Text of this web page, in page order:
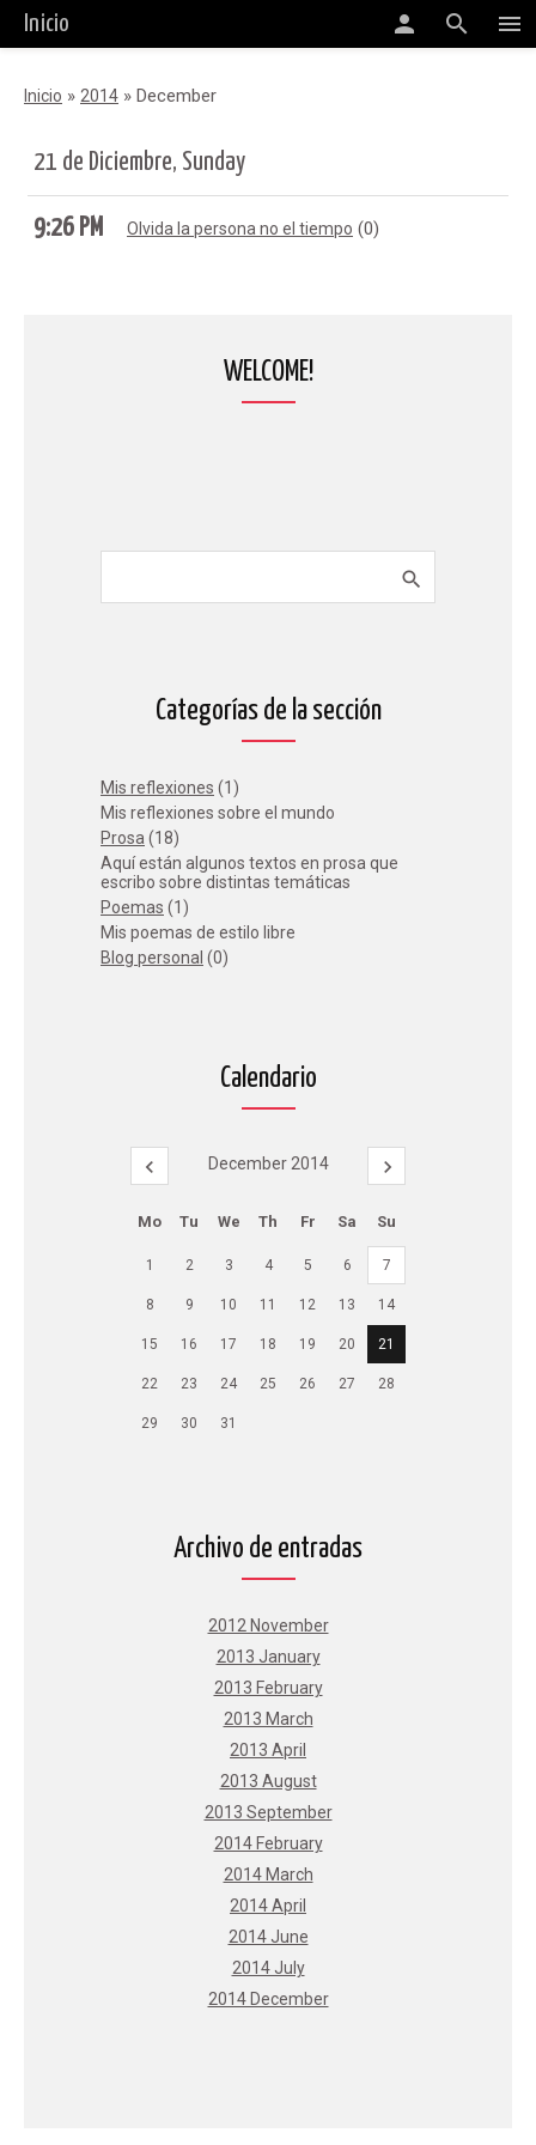
menu
search
person
Inicio
Inicio » 2014 » December
21 de Diciembre, Sunday
9:26 PM Olvida la persona no el tiempo (0)
WELCOME!
Categorías de la sección
Mis reflexiones (1)
Mis reflexiones sobre el mundo
Prosa (18)
Aquí están algunos textos en prosa que
escribo sobre distintas temáticas
Poemas (1)
Mis poemas de estilo libre
Blog personal (0)
Calendario
December 2014
Mo Tu We Th Fr Sa Su
1 2 3 4 5 6 7
8 9 10 11 12 13 14
15 16 17 18 19 20 21
22 23 24 25 26 27 28
29 30 31
Archivo de entradas
2012 November
2013 January
2013 February
2013 March
2013 April
2013 August
2013 September
2014 February
2014 March
2014 April
2014 June
2014 July
2014 December